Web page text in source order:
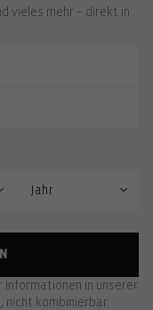
vieles mehr – direkt in
Informationen in unserer
nicht kombinierbar.